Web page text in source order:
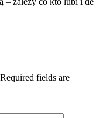
fields are